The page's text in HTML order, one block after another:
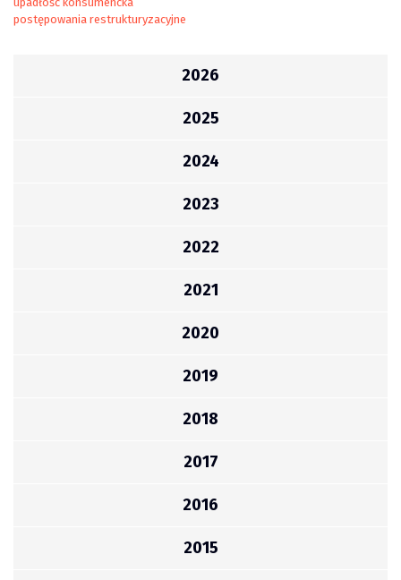
postępowania restrukturyzacyjne
2026
2025
2024
2023
2022
2021
2020
2019
2018
2017
2016
2015